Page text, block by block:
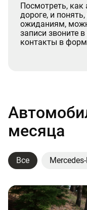
Посмотреть, как
дороге, и
ожиданиям,
записи звоните
контакты в
месяца
Все